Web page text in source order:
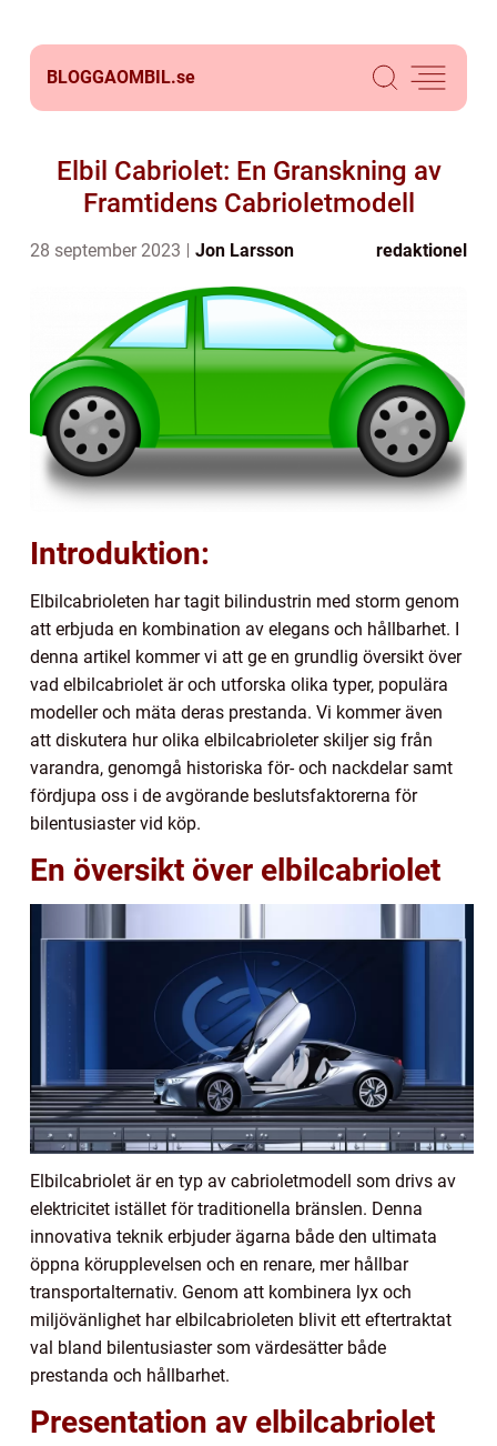
BLOGGAOMBIL.se
Elbil Cabriolet: En Granskning av
Framtidens Cabrioletmodell
28 september 2023 Jon Larsson redaktionel
Introduktion:
Elbilcabrioleten har tagit bilindustrin med storm genom
att erbjuda en kombination av elegans och hållbarhet. I
denna artikel kommer vi att ge en grundlig översikt över
vad elbilcabriolet är och utforska olika typer, populära
modeller och mäta deras prestanda. Vi kommer även
att diskutera hur olika elbilcabrioleter skiljer sig från
varandra, genomgå historiska för- och nackdelar samt
fördjupa oss i de avgörande beslutsfaktorerna för
bilentusiaster vid köp.
En översikt över elbilcabriolet
Elbilcabriolet är en typ av cabrioletmodell som drivs av
elektricitet istället för traditionella bränslen. Denna
innovativa teknik erbjuder ägarna både den ultimata
öppna körupplevelsen och en renare, mer hållbar
transportalternativ. Genom att kombinera lyx och
miljövänlighet har elbilcabrioleten blivit ett eftertraktat
val bland bilentusiaster som värdesätter både
prestanda och hållbarhet.
Presentation av elbilcabriolet